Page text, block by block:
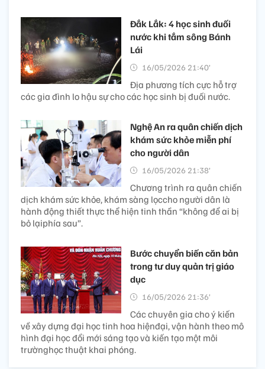
Đắk Lắk: 4 học sinh đuối
nước khi tắm sông Bánh
Lái
16/05/2026 21:40’
Địa phương tích cực hỗ trợ
các gia đình lo hậu sự cho các học sinh bị đuối nước.
Nghệ An ra quân chiến dịch
khám sức khỏe miễn phí
cho người dân
16/05/2026 21:38’
Chương trình ra quân chiến
dịch khám sức khỏe, khám sàng lọccho người dân là
hành động thiết thực thể hiện tinh thần “không để ai bị
bỏ lạiphía sau”.
Bước chuyển biến căn bản
trong tư duy quản trị giáo
dục
16/05/2026 21:36’
Các chuyên gia cho ý kiến
về xây dựng đại học tinh hoa hiệnđại, vận hành theo mô
hình đại học đổi mới sáng tạo và kiến tạo một môi
trườnghọc thuật khai phóng.